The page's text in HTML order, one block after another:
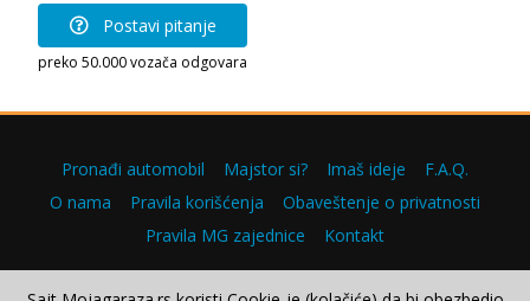
Postavi pitanje
preko 50.000 vozača odgovara
Pronađi automobil Majstor si? Imaš ideje
F.A.Q.
O nama
Pravila korišćenja
Obaveštenje o privatnosti
Pravila MG zajednice
Kontakt